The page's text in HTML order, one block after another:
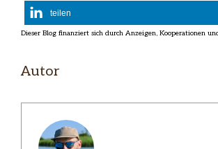
teilen
Autor